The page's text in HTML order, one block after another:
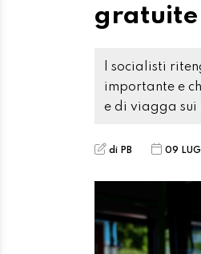
gratuite
I socialisti
importante e
e di viagga sui
di PB 09